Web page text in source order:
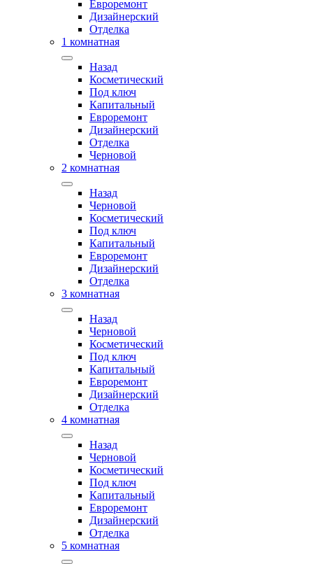
Евроремонт
Дизайнерский
Отделка
1 комнатная
Назад
Косметический
Под ключ
Капитальный
Евроремонт
Дизайнерский
Отделка
Черновой
2 комнатная
Назад
Черновой
Косметический
Под ключ
Капитальный
Евроремонт
Дизайнерский
Отделка
3 комнатная
Назад
Черновой
Косметический
Под ключ
Капитальный
Евроремонт
Дизайнерский
Отделка
4 комнатная
Назад
Черновой
Косметический
Под ключ
Капитальный
Евроремонт
Дизайнерский
Отделка
5 комнатная